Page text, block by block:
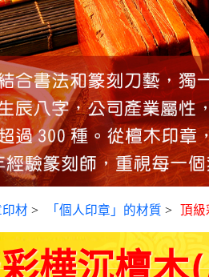
材 > 「個人印章」的材質 > 頂
樺沉檀木